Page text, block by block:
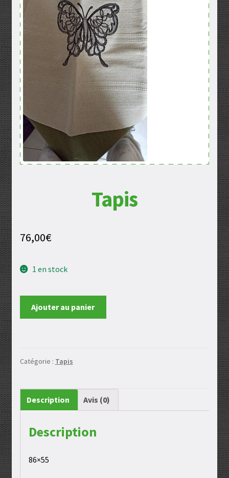
Mentions légales
Mon compte
Panier
Politique de confidentialité
Validation de la commande
Tapis
76,00€
1 en stock
Ajouter au panier
Catégorie : Tapis
Description Avis (0)
Description
86×55